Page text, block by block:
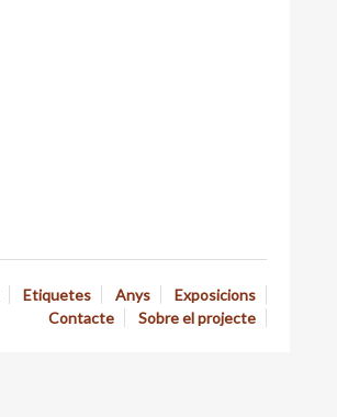
Etiquetes Anys
Exposicions
Contacte
Sobre el projecte